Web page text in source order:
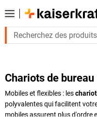
Chariots de bureau
Mobiles et flexibles : les
polyvalentes qui facilitent
mobiles assurent plus d'ordre